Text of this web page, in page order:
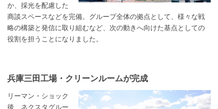
か、採光を配慮した
商談スペースなどを完備。グループ全体の拠点として、様々な戦
略の構築と発信に取り組むなど、次の動きへ向けた基点としての
役割を担うことになりました。
兵庫三田工場・クリーンルームが完成
リーマン・ショック
後、ネクスタグルー